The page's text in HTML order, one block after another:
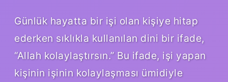
Günlük hayatta bir işi olan kişiye hitap
ederken sıklıkla kullanılan dini bir ifade,
“Allah kolaylaştırsın.” Bu ifade, işi yapan
kişinin işinin kolaylaşması ümidiyle